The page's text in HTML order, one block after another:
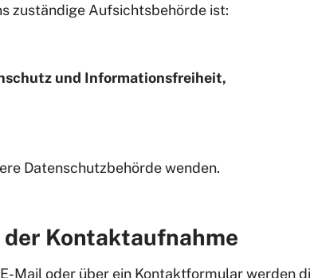
zuständige Aufsichtsbehörde ist:
und Informationsfreiheit,
Datenschutzbehörde wenden.
Kontaktaufnahme
Mail oder über ein Kontaktformular werden